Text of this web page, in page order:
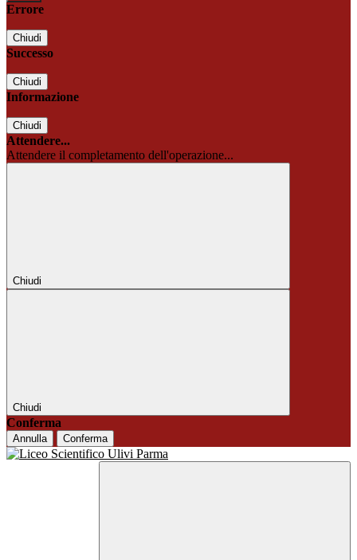
Errore
Chiudi
Successo
Chiudi
Informazione
Chiudi
Attendere...
Attendere il completamento dell'operazione...
Chiudi
Chiudi
Conferma
Annulla Conferma